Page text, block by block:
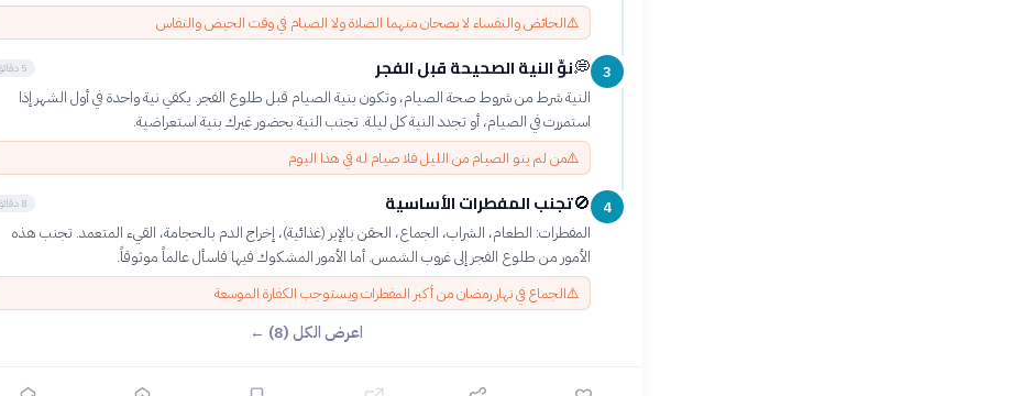
⚠️الحائض والنفساء لا يصحان منهما الصلاة ولا الصيام في وقت الحيض والنفاس
3
💭نوِّ النية الصحيحة قبل الفجر 5 دقائق
النية شرط من شروط صحة الصيام، وتكون بنية الصيام قبل طلوع الفجر. يكفي نية واحدة في أول الشهر إذا
استمررت في الصيام، أو تجدد النية كل ليلة. تجنب النية بحضور غيرك بنية استعراضية.
⚠️من لم ينو الصيام من الليل فلا صيام له في هذا اليوم
4
🚫تجنب المفطرات الأساسية 8 دقائق
المفطرات: الطعام، الشراب، الجماع، الحقن بالإبر (غذائية)، إخراج الدم بالحجامة، القيء المتعمد. تجنب هذه
الأمور من طلوع الفجر إلى غروب الشمس. أما الأمور المشكوك فيها فاسأل عالماً موثوقاً.
⚠️الجماع في نهار رمضان من أكبر المفطرات ويستوجب الكفارة الموسعة
اعرض الكل (8) ←